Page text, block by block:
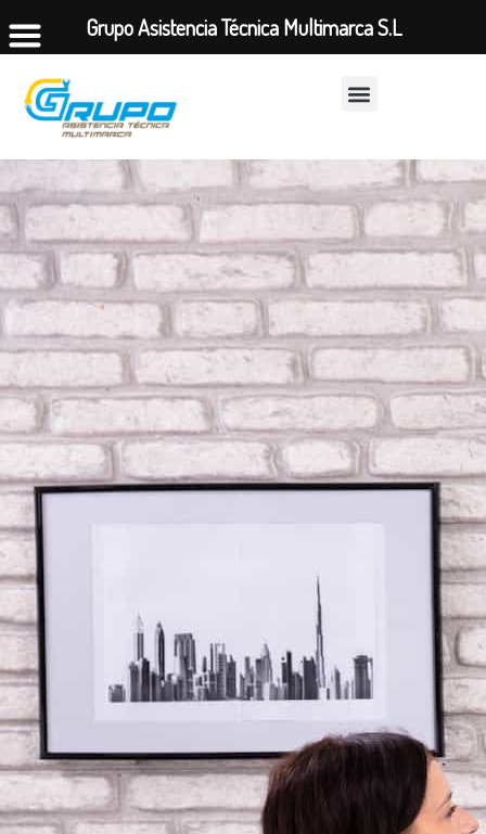
Grupo Asistencia Técnica Multimarca S.L